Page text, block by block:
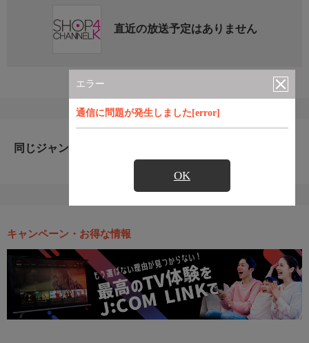
エラー
通信に問題が発生しました[error]
OK
直近の放送予定はありません
同じジャンルのおすすめ番組
キャンペーン・お得な情報